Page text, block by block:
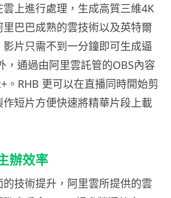
上進行處理，生成高質三維4K
巴巴成熟的雲技術以及英特爾
片只需不到一分鐘即可生成逼
，通過由阿里雲託管的OBS內容
。RHB 更可以在直播同時開始剪
短片方便快速將精華片段上載
辦效率
技術提升，阿里雲所提供的雲